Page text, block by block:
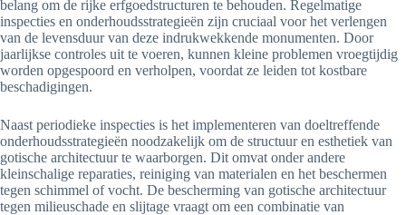
belang om de rijke erfgoedstructuren te behouden. Regelmatige
inspecties en onderhoudsstrategieën zijn cruciaal voor het verlengen
van de levensduur van deze indrukwekkende monumenten. Door
jaarlijkse controles uit te voeren, kunnen kleine problemen vroegtijdig
worden opgespoord en verholpen, voordat ze leiden tot kostbare
beschadigingen.
Naast periodieke inspecties is het implementeren van doeltreffende
onderhoudsstrategieën noodzakelijk om de structuur en esthetiek van
gotische architectuur te waarborgen. Dit omvat onder andere
kleinschalige reparaties, reiniging van materialen en het beschermen
tegen schimmel of vocht. De bescherming van gotische architectuur
tegen milieuschade en slijtage vraagt om een combinatie van